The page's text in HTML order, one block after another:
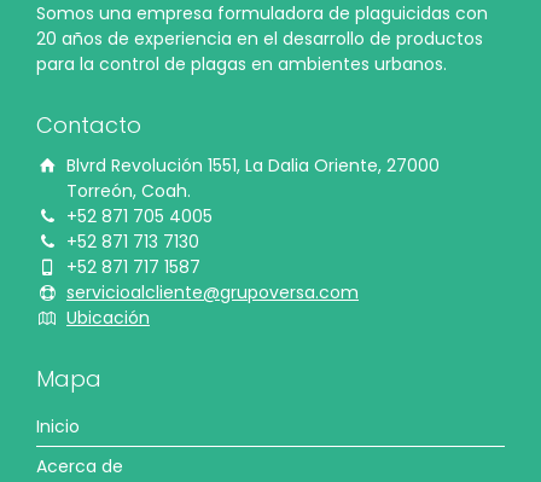
Somos una empresa formuladora de plaguicidas con
20 años de experiencia en el desarrollo de productos
para la control de plagas en ambientes urbanos.
Contacto
Blvrd Revolución 1551, La Dalia Oriente, 27000
Torreón, Coah.
+52 871 705 4005
+52 871 713 7130
+52 871 717 1587
servicioalcliente@grupoversa.com
Ubicación
Mapa
Inicio
Acerca de